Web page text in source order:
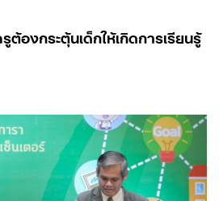
องกระตุ้นเด็กให้เกิดการเรียนรู้